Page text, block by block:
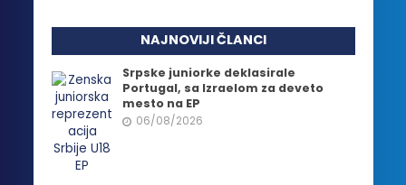
NAJNOVIJI ČLANCI
Srpske juniorke deklasirale
Portugal, sa Izraelom za deveto
mesto na EP
06/08/2026